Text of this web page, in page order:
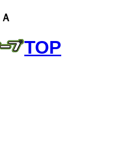
TOP